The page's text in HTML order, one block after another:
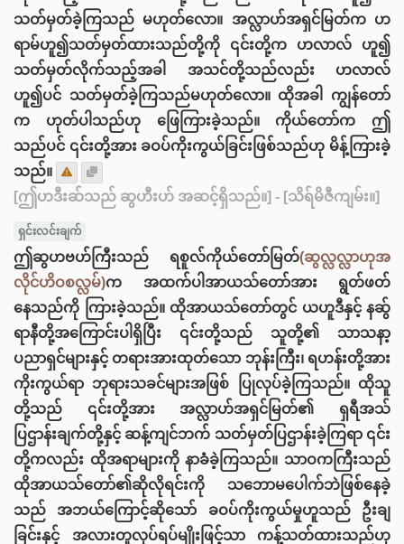
သတ်မှတ်ခဲ့ကြသည် မဟုတ်လော။ အလ္လာဟ်အရှင်မြတ်က ဟ
ရာမ်ဟူ၍သတ်မှတ်ထားသည်တို့ကို ၎င်းတို့က ဟလာလ် ဟူ၍
သတ်မှတ်လိုက်သည့်အခါ အသင်တို့သည်လည်း ဟလာလ်
ဟူ၍ပင် သတ်မှတ်ခဲ့ကြသည်မဟုတ်လော။ ထိုအခါ ကျွန်တော်
က ဟုတ်ပါသည်ဟု ဖြေကြားခဲ့သည်။ ကိုယ်တော်က ဤ
သည်ပင် ၎င်းတို့အား ခဝပ်ကိုးကွယ်ခြင်းဖြစ်သည်ဟု မိန့်ကြားခဲ့
သည်။
[ဤဟဒီးဆ်သည် ဆွဟီးဟ် အဆင့်ရှိသည်။] - [သိရ်မိဇီကျမ်း။]
ရှင်းလင်းချက်
ဤဆွဟဗဟ်ကြီးသည် ရစူလ်ကိုယ်တော်မြတ်(ဆွလ္လလ္လာဟုအ
လိုင်ဟိဝစလ္လမ်)က အထက်ပါအာယသ်တော်အား ရွတ်ဖတ်
နေသည်ကို ကြားခဲ့သည်။ ထိုအာယသ်တော်တွင် ယဟူဒီနှင့် နဆ်ွ
ရာနီတို့အကြောင်းပါရှိပြီး ၎င်းတို့သည် သူတို့၏ သာသနာ့
ပညာရှင်များနှင့် တရားအားထုတ်သော ဘုန်းကြီး၊ ရဟန်းတို့အား
ကိုးကွယ်ရာ ဘုရားသခင်များအဖြစ် ပြုလုပ်ခဲ့ကြသည်။ ထိုသူ
တို့သည် ၎င်းတို့အား အလ္လာဟ်အရှင်မြတ်၏ ရှရီအသ်
ပြဌာန်းချက်တို့နှင့် ဆန့်ကျင်ဘက် သတ်မှတ်ပြဌာန်းခဲ့ကြရာ ၎င်း
တို့ကလည်း ထိုအရာများကို နာခံခဲ့ကြသည်။ သာဝကကြီးသည်
ထိုအာယသ်တော်၏ဆိုလိုရင်းကို သဘောမပေါက်ဘဲဖြစ်နေခဲ့
သည် အဘယ်ကြောင့်ဆိုသော် ခဝပ်ကိုးကွယ်မှုဟူသည် ဦးချ
ခြင်းနှင့် အလားတူလုပ်ရပ်မျိုးဖြင့်သာ ကန့်သတ်ထားသည်ဟု